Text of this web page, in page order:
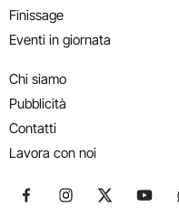
Finissage
Eventi in giornata
Chi siamo
Pubblicità
Contatti
Lavora con noi
Seguici su Facebook
Seguici suSeguici su